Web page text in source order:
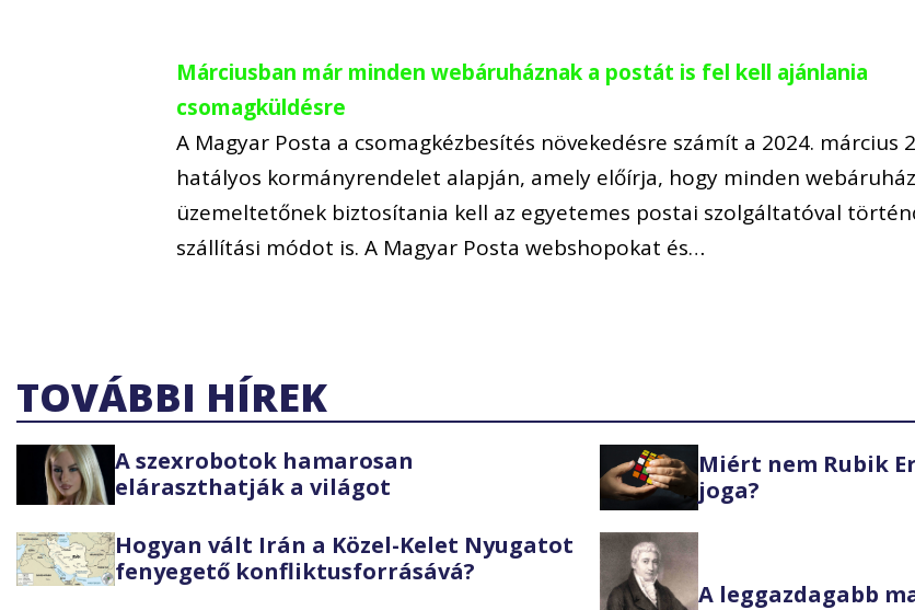
Márciusban már minden webáruháznak a postát is fel kell ajánlania
csomagküldésre
A Magyar Posta a csomagkézbesítés növekedésre számít a 2024. március
hatályos kormányrendelet alapján, amely előírja, hogy minden webáruház
üzemeltetőnek biztosítania kell az egyetemes postai szolgáltatóval
szállítási módot is. A Magyar Posta webshopokat és…
TOVÁBBI HÍREK
A szexrobotok hamarosan
eláraszthatják a világot
Miért nem Rubik
joga?
Hogyan vált Irán a Közel-Kelet Nyugatot
fenyegető konfliktusforrásává?
A leggazdagabb